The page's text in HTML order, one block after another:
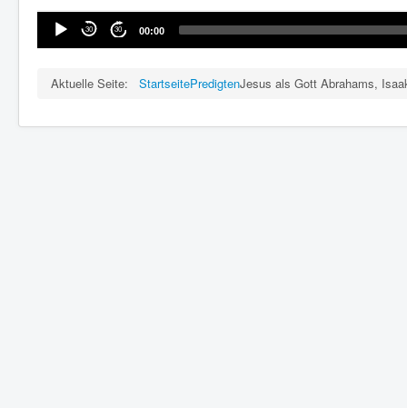
Audio-
Player
30 30 00:00
Aktuelle Seite: StartseitePredigtenJesus als Gott Abrahams,